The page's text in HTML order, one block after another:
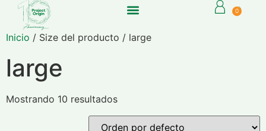
0
Inicio / Size del producto / large
large
Mostrando 10 resultados